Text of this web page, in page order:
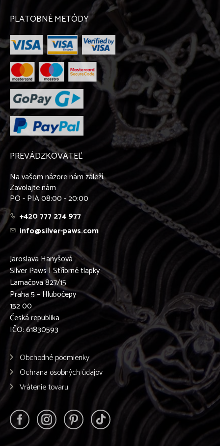
PLATOBNÉ METÓDY
PREVÁDZKOVATEĽ
Na vašom názore nám záleží.
Zavolajte nám
PO - PIA 08:00 - 20:00
+420 777 274 977
info@silver-paws.com
Jaroslava Hanyšová
Silver Paws | Stříbrné tlapky
Lamačova 827/15
Praha 5 – Hlubočepy
152 00
Česká republika
IČO: 61830593
Obchodné podmienky
Ochrana osobných údajov
Vrátenie tovaru